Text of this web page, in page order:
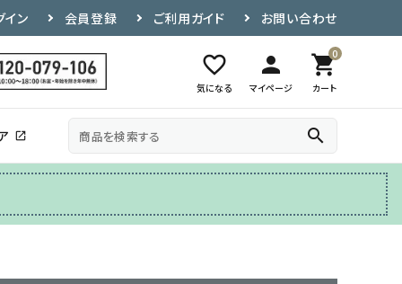
イン 会員登録 ご利用ガイド お問い合わせ
favorite_border
気になる
person
マイページ
0
shopping_cart
カート
その他
テレビ台
open_in_new search